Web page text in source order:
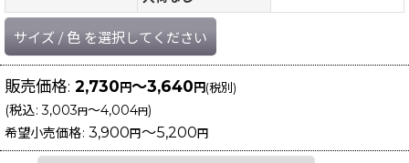
サイズ / 色 を選択してください
販売価格: 2,730円～3,640円(税別)
(税込: 3,003 円～4,004円)
希望小売価格: 3,900 円 ～5,200 円